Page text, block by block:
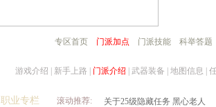
专区首页 门派加点 门派技能 科举答题
游戏介绍 新手上路 门派介绍 武器装备 地图信息
职业专栏 滚动推荐:
合理使用收费道具(修炼丹)
关于BB化资质化悟性
人物侠义值的获得途径和用途
新区冲级攻略 玩家必看